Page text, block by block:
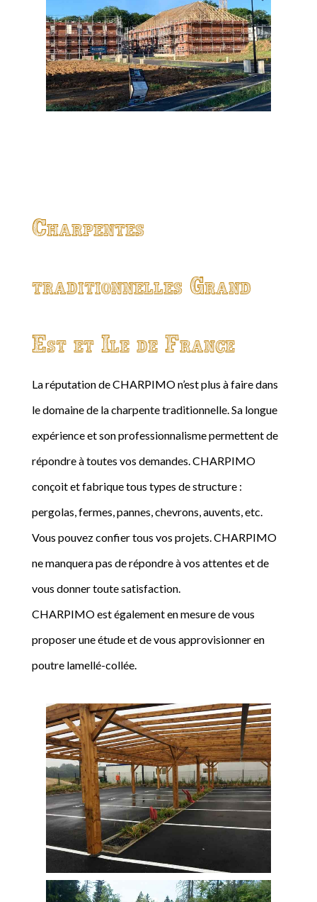
Charpentes
traditionnelles Grand
Est et Ile de France
La réputation de CHARPIMO n’est plus à faire dans
le domaine de la charpente traditionnelle. Sa longue
expérience et son professionnalisme permettent de
répondre à toutes vos demandes. CHARPIMO
conçoit et fabrique tous types de structure :
pergolas, fermes, pannes, chevrons, auvents, etc.
Vous pouvez confier tous vos projets. CHARPIMO
ne manquera pas de répondre à vos attentes et de
vous donner toute satisfaction.
CHARPIMO est également en mesure de vous
proposer une étude et de vous approvisionner en
poutre lamellé-collée.